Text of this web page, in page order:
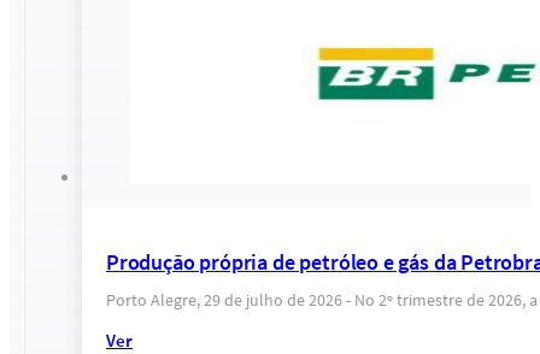
Produção própria de petróleo e gás da
Porto Alegre, 29 de julho de 2026 - No 2º trimestre de
Ver